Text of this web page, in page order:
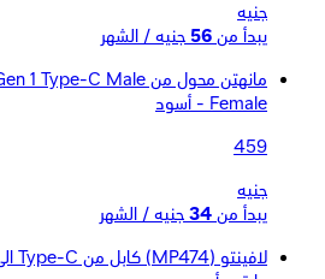
جنيه
يبدأ من 56 جنيه / الشهر
Female - أسود
459
جنيه
يبدأ من 34 جنيه / الشهر